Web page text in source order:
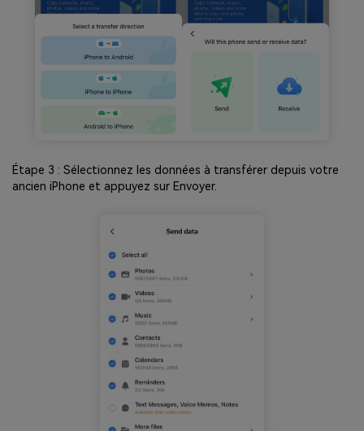
Étape 3 : Sélectionnez les données à transférer depuis votre
ancien iPhone et appuyez sur Envoyer.